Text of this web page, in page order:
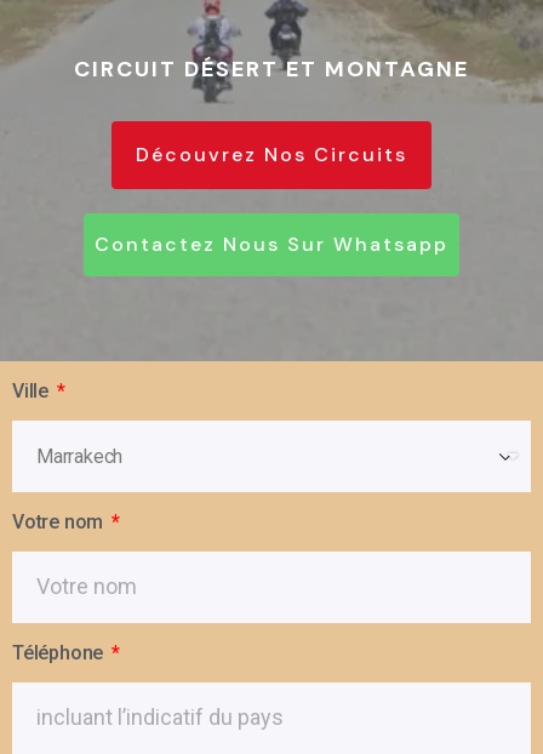
CIRCUIT DÉSERT ET MONTAGNE
Découvrez Nos Circuits
Contactez Nous Sur Whatsapp
Ville
Votre nom
Téléphone